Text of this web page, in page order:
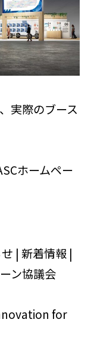
実際のブース
ホームペー
| 新着情報 |
ン協議会
for